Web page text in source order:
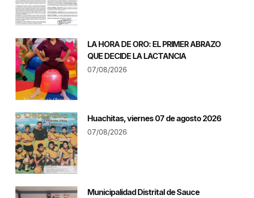
LA HORA DE ORO: EL PRIMER ABRAZO
QUE DECIDE LA LACTANCIA
07/08/2026
Huachitas, viernes 07 de agosto 2026
07/08/2026
Municipalidad Distrital de Sauce